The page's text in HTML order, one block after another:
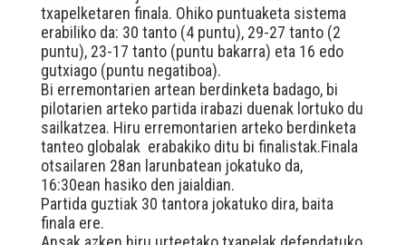
txapelketaren finala. Ohiko puntuaketa sistema
erabiliko da: 30 tanto (4 puntu), 29-27 tanto (2
puntu), 23-17 tanto (puntu bakarra) eta 16 edo
gutxiago (puntu negatiboa).
Bi erremontarien artean berdinketa badago, bi
pilotarien arteko partida irabazi duenak lortuko du
sailkatzea. Hiru erremontarien arteko berdinketa
tanteo globalak erabakiko ditu bi finalistak.Finala
otsailaren 28an larunbatean jokatuko da,
16:30ean hasiko den jaialdian.
Partida guztiak 30 tantora jokatuko dira, baita
finala ere.